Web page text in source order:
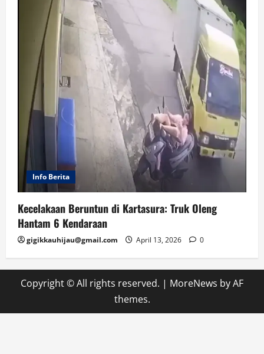
Info Berita
Kecelakaan Beruntun di Kartasura: Truk Oleng
Hantam 6 Kendaraan
gigikkauhijau@gmail.com April 13, 2026 0
Copyright © All rights reserved. | MoreNews by AF
themes.